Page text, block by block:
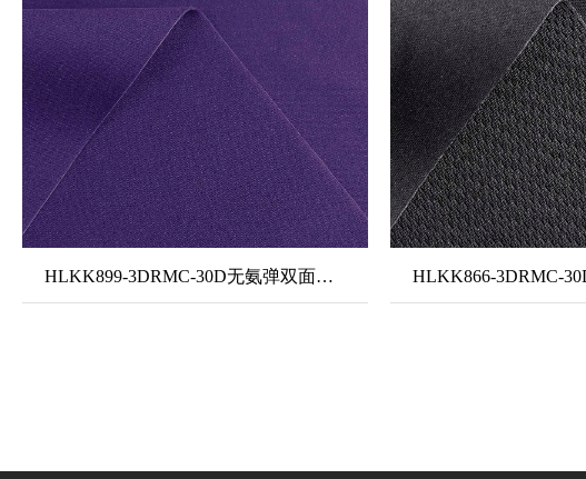
HLKK899-3DRMC-30D无氨弹双面布+TPU中透明+30D无氨弹双面布